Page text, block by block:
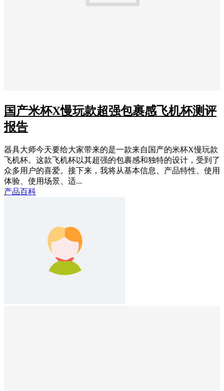
国产米杯X慢玩款超强包裹感飞机杯测评
报告
器具大师今天要给大家带来的是一款来自国产的米杯X慢玩款
飞机杯。这款飞机杯以其超强的包裹感和独特的设计，受到了
众多用户的喜爱。接下来，我将从基本信息、产品特性、使用
体验、使用场景、适...
产品百科